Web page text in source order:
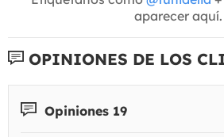
aparecer aquí.
OPINIONES DE LOS
Opiniones 19